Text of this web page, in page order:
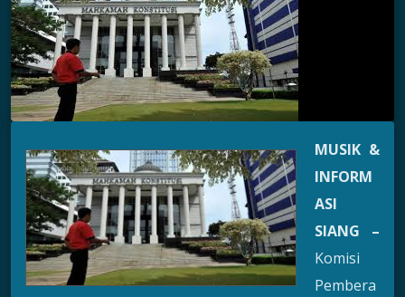
MUSIK &
INFORM
ASI
SIANG –
Komisi
Pembera